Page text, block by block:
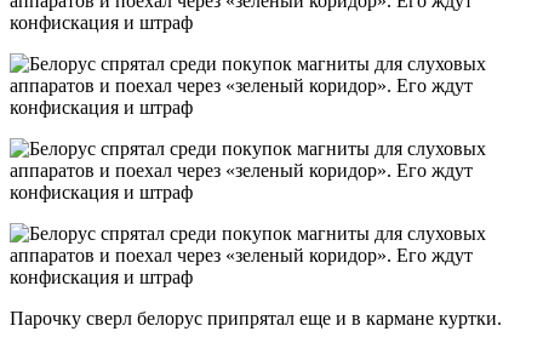
Парочку сверл белорус припрятал еще и в кармане куртки.